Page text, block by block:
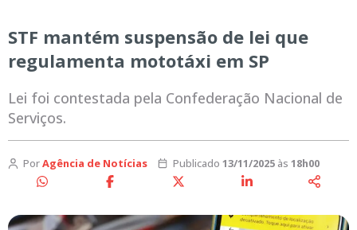
STF mantém suspensão de lei que
regulamenta mototáxi em SP
Lei foi contestada pela Confederação Nacional de
Serviços.
PorAgência de Notícias Publicado 13/11/2025às 18h00